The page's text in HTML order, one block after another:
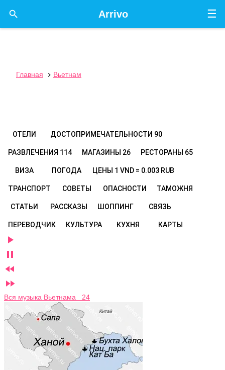
☰
Arrivo

Главная  Вьетнам
ОТЕЛИ ДОСТОПРИМЕЧАТЕЛЬНОСТИ 90
РАЗВЛЕЧЕНИЯ 114 МАГАЗИНЫ 26 РЕСТОРАНЫ 65
ВИЗА ПОГОДА ЦЕНЫ 1 VND = 0.003 RUB
ТРАНСПОРТ СОВЕТЫ ОПАСНОСТИ ТАМОЖНЯ
СТАТЬИ РАССКАЗЫ ШОППИНГ СВЯЗЬ
ПЕРЕВОДЧИК КУЛЬТУРА КУХНЯ КАРТЫ




Вся музыка Вьетнама 24